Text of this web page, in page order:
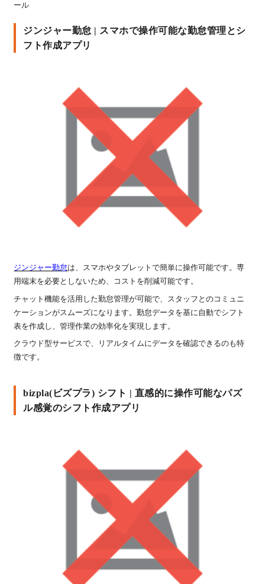
ール
ジンジャー勤怠 | スマホで操作可能な勤怠管理とシ
フト作成アプリ
ジンジャー勤怠は、スマホやタブレットで簡単に操作可能です。専
用端末を必要としないため、コストを削減可能です。
チャット機能を活用した勤怠管理が可能で、スタッフとのコミュニ
ケーションがスムーズになります。勤怠データを基に自動でシフト
表を作成し、管理作業の効率化を実現します。
クラウド型サービスで、リアルタイムにデータを確認できるのも特
徴です。
bizpla(ビズプラ) シフト | 直感的に操作可能なパズ
ル感覚のシフト作成アプリ